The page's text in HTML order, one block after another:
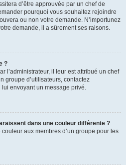
d’être approuvée par un chef de
pourquoi vous souhaitez rejoindre
ou non votre demande. N’importunez
demande, il a sûrement ses raisons.
?
l’administrateur, il leur est attribué un chef
groupe d’utilisateurs, contactez
lui envoyant un message privé.
dans une couleur différente ?
couleur aux membres d’un groupe pour les